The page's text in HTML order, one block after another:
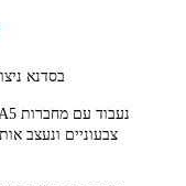
בסדנא
צבעוניים ונעצב